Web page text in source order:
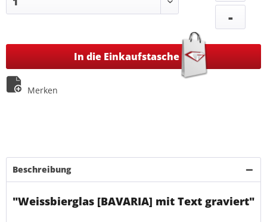
-
In die Einkaufstasche
Merken
Beschreibung
"Weissbierglas [BAVARIA] mit Text graviert"